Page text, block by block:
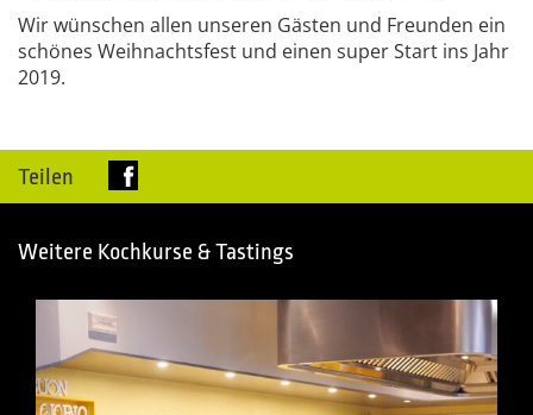
Wir wünschen allen unseren Gästen und Freunden ein
schönes Weihnachtsfest und einen super Start ins Jahr
2019.
Teilen
Weitere Kochkurse & Tastings